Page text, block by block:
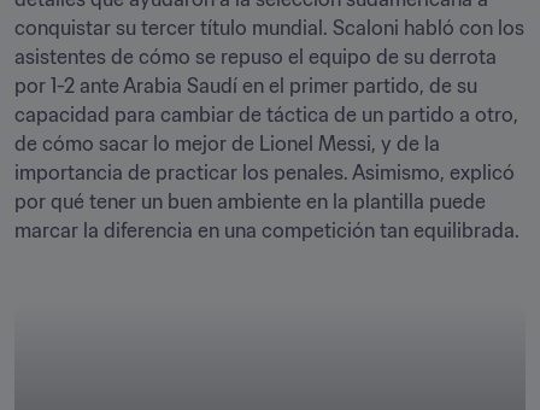
conquistar su tercer título mundial. Scaloni habló con los
asistentes de cómo se repuso el equipo de su derrota
por 1-2 ante Arabia Saudí en el primer partido, de su
capacidad para cambiar de táctica de un partido a otro,
de cómo sacar lo mejor de Lionel Messi, y de la
importancia de practicar los penales. Asimismo, explicó
por qué tener un buen ambiente en la plantilla puede
marcar la diferencia en una competición tan equilibrada.